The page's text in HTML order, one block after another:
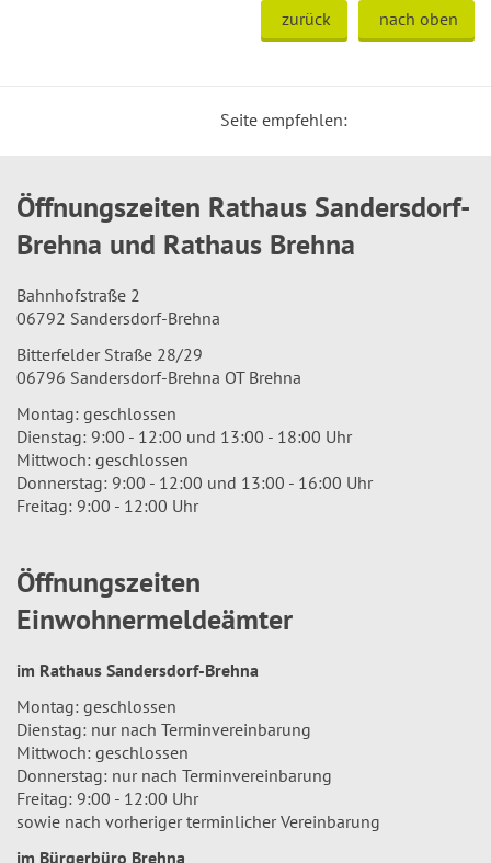
zurück nach oben
Seite empfehlen:
Öffnungszeiten Rathaus Sandersdorf-
Brehna und Rathaus Brehna
Bahnhofstraße 2
06792 Sandersdorf-Brehna
Bitterfelder Straße 28/29
06796 Sandersdorf-Brehna OT Brehna
Montag: geschlossen
Dienstag: 9:00 - 12:00 und 13:00 - 18:00 Uhr
Mittwoch: geschlossen
Donnerstag: 9:00 - 12:00 und 13:00 - 16:00 Uhr
Freitag: 9:00 - 12:00 Uhr
Öffnungszeiten
Einwohnermeldeämter
im Rathaus Sandersdorf-Brehna
Montag: geschlossen
Dienstag: nur nach Terminvereinbarung
Mittwoch: geschlossen
Donnerstag: nur nach Terminvereinbarung
Freitag: 9:00 - 12:00 Uhr
sowie nach vorheriger terminlicher Vereinbarung
im Bürgerbüro Brehna